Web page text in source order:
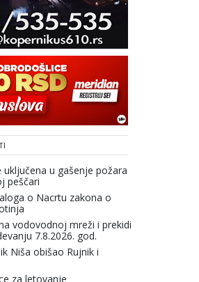
uključena u gašenje požara
peščari
o Nacrtu zakona o
vodovodnoj mreži i prekidi
7.8.2026. god.
Niša obišao Rujnik i
za letovanje